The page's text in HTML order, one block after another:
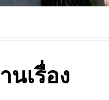
นเรื่อง